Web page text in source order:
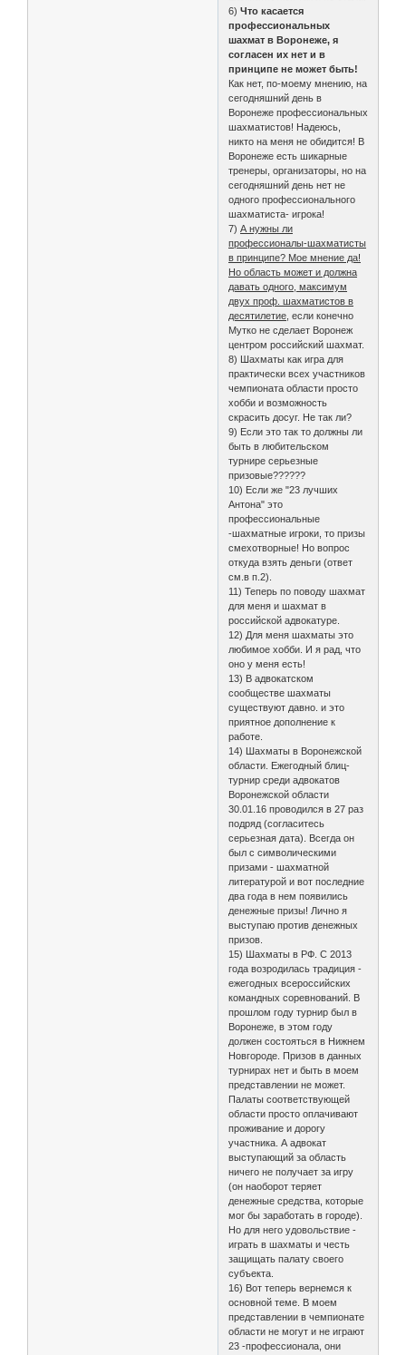
6)Что касается
профессиональных
шахмат в Воронеже, я
согласен их нет и в
принципе не может быть!
Как нет, по-моему мнению, на
сегодняшний день в
Воронеже профессиональных
шахматистов! Надеюсь,
никто на меня не обидится! В
Воронеже есть шикарные
тренеры, организаторы, но на
сегодняшний день нет не
одного профессионального
шахматиста- игрока!
7)А нужны ли
профессионалы-шахматисты
в принципе? Мое мнение да!
Но область может и должна
давать одного, максимум
двух проф. шахматистов в
десятилетие , если конечно
Мутко не сделает Воронеж
центром российский шахмат.
8) Шахматы как игра для
практически всех участников
чемпионата области просто
хобби и возможность
скрасить досуг. Не так ли?
9) Если это так то должны ли
быть в любительском
турнире серьезные
призовые??????
10) Если же "23 лучших
Антона" это
профессиональные
-шахматные игроки, то призы
смехотворные! Но вопрос
откуда взять деньги (ответ
см.в п.2).
11) Теперь по поводу шахмат
для меня и шахмат в
российской адвокатуре.
12) Для меня шахматы это
любимое хобби. И я рад, что
оно у меня есть!
13) В адвокатском
сообществе шахматы
существуют давно. и это
приятное дополнение к
работе.
14) Шахматы в Воронежской
области. Ежегодный блиц-
турнир среди адвокатов
Воронежской области
30.01.16 проводился в 27 раз
подряд (согласитесь
серьезная дата). Всегда он
был с символическими
призами - шахматной
литературой и вот последние
два года в нем появились
денежные призы! Лично я
выступаю против денежных
призов.
15) Шахматы в РФ. С 2013
года возродилась традиция -
ежегодных всероссийских
командных соревнований. В
прошлом году турнир был в
Воронеже, в этом году
должен состояться в Нижнем
Новгороде. Призов в данных
турнирах нет и быть в моем
представлении не может.
Палаты соответствующей
области просто оплачивают
проживание и дорогу
участника. А адвокат
выступающий за область
ничего не получает за игру
(он наоборот теряет
денежные средства, которые
мог бы заработать в городе).
Но для него удовольствие -
играть в шахматы и честь
защищать палату своего
субъекта.
16) Вот теперь вернемся к
основной теме. В моем
представлении в чемпионате
области не могут и не играют
23 -профессионала, они